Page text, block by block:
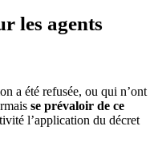
les agents
a été refusée, ou qui n’ont
se prévaloir de ce
l’application du décret